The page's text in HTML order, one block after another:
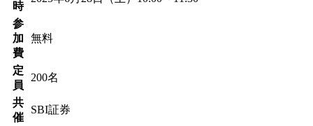
時
参
加
費
無料
定
員
200名
共
催
SBI証券